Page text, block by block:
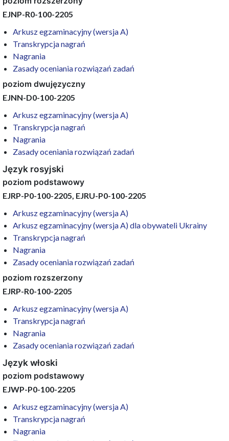
EJNP-R0-100-2205
Arkusz egzaminacyjny (wersja A)
Transkrypcja nagrań
Nagrania
Zasady oceniania rozwiązań zadań
poziom dwujęzyczny
EJNN-D0-100-2205
Arkusz egzaminacyjny (wersja A)
Transkrypcja nagrań
Nagrania
Zasady oceniania rozwiązań zadań
Język rosyjski
poziom podstawowy
EJRP-P0-100-2205, EJRU-P0-100-2205
Arkusz egzaminacyjny (wersja A)
Arkusz egzaminacyjny (wersja A) dla obywateli Ukrainy
Transkrypcja nagrań
Nagrania
Zasady oceniania rozwiązań zadań
poziom rozszerzony
EJRP-R0-100-2205
Arkusz egzaminacyjny (wersja A)
Transkrypcja nagrań
Nagrania
Zasady oceniania rozwiązań zadań
Język włoski
poziom podstawowy
EJWP-P0-100-2205
Arkusz egzaminacyjny (wersja A)
Transkrypcja nagrań
Nagrania